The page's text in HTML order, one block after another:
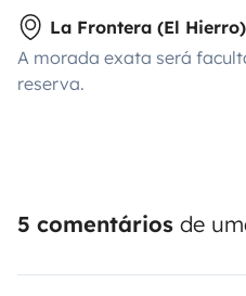
La Frontera (El
A morada exata será
reserva.
5 comentários de